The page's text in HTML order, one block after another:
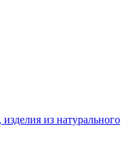
из натурального